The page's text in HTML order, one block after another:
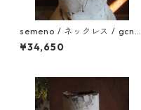
semeno / ネックレス / gcn-1
1 / 25aw
¥34,650